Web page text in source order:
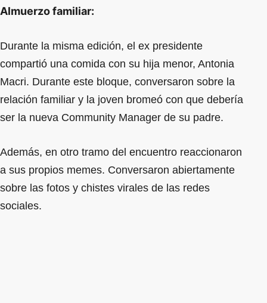
Almuerzo familiar:
Durante la misma edición, el ex presidente
compartió una comida con su hija menor, Antonia
Macri. Durante este bloque, conversaron sobre la
relación familiar y la joven bromeó con que debería
ser la nueva Community Manager de su padre.
Además, en otro tramo del encuentro reaccionaron
a sus propios memes. Conversaron abiertamente
sobre las fotos y chistes virales de las redes
sociales.